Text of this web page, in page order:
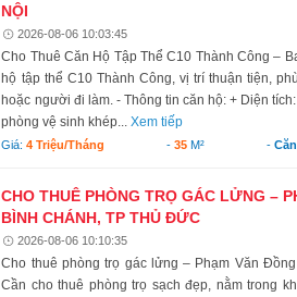
NỘI
2026-08-06 10:03:45
Cho Thuê Căn Hộ Tập Thể C10 Thành Công –
hộ tập thể C10 Thành Công, vị trí thuận tiện,
hoặc người đi làm. - Thông tin căn hộ: + Diện
phòng vệ sinh khép...Xem tiếp
Giá:4 Triệu/tháng -35 M² -
CHO THUÊ PHÒNG TRỌ GÁC LỬNG –
BÌNH CHÁNH, TP THỦ ĐỨC
2026-08-06 10:10:35
Cho thuê phòng trọ gác lửng – Phạm Văn
Cần cho thuê phòng trọ sạch đẹp, nằm trong